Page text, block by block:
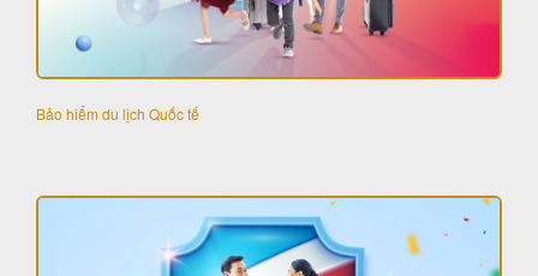
Bảo hiểm du lịch Quốc tế